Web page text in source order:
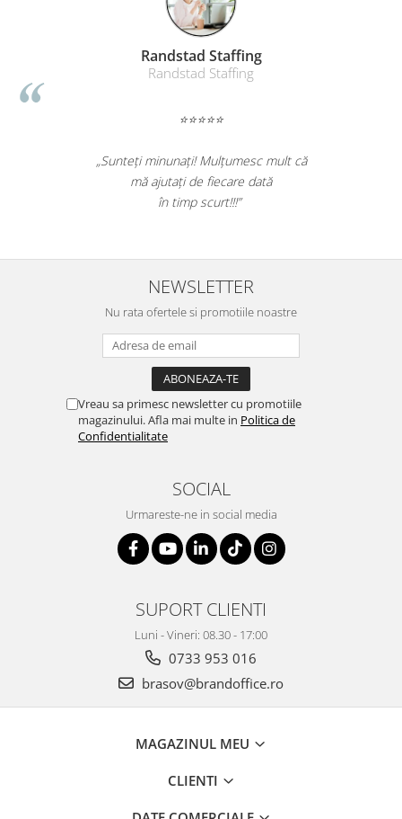
Randstad Staffing
Randstad Staffing
⭐⭐⭐⭐⭐
„Sunteți minunați! Mulțumesc mult că
mă ajutați de fiecare dată
în timp scurt!!!”
NEWSLETTER
Nu rata ofertele si promotiile noastre
Vreau sa primesc newsletter cu promotiile
magazinului. Afla mai multe in Politica de
Confidentialitate
SOCIAL
Urmareste-ne in social media
SUPORT CLIENTI
Luni - Vineri: 08.30 - 17:00
0733 953 016
brasov@brandoffice.ro
MAGAZINUL MEU
CLIENTI